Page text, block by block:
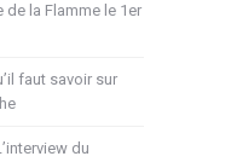
de la Flamme le 1er
faut savoir sur
du